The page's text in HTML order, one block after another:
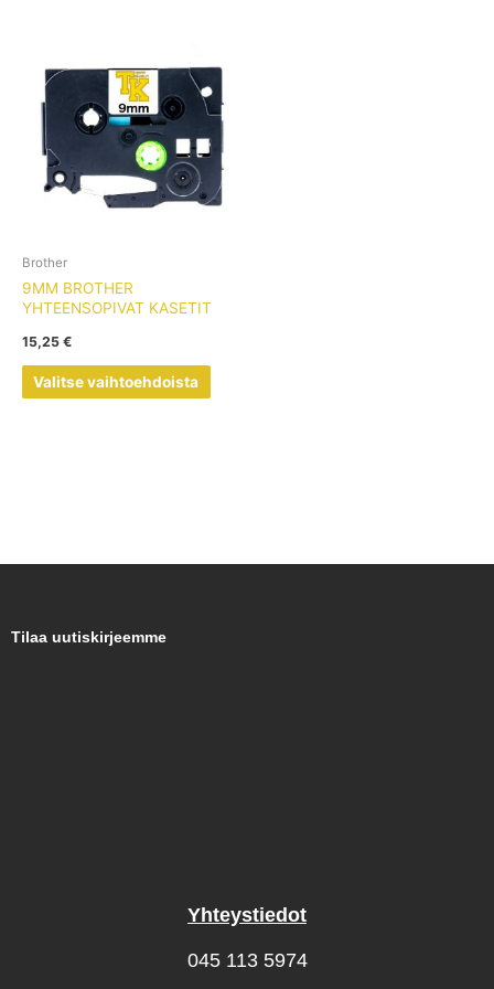
Brother
9MM BROTHER
YHTEENSOPIVAT KASETIT
15,25 €
Valitse vaihtoehdoista
tuotteella
on
useampi
muunnelma.
Voit
tehdä
valinnat
Tilaa uutiskirjeemme
Yhteystiedot
045 113 5974